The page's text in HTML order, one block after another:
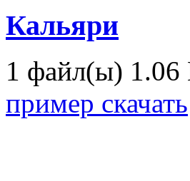
Кальяри
1 файл(ы) 1.06
пример скачать